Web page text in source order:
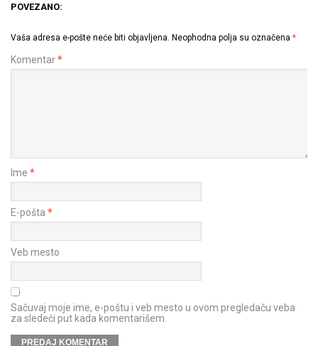
POVEZANO:
Vaša adresa e-pošte neće biti objavljena. Neophodna polja su označena *
Komentar*
Ime *
E-pošta *
Veb mesto
Sačuvaj moje ime, e-poštu i veb mesto u ovom pregledaču veba
za sledeći put kada komentarišem.